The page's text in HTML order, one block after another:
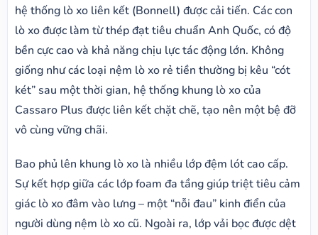
hệ thống lò xo liên kết (Bonnell) được cải tiến. Các con
lò xo được làm từ thép đạt tiêu chuẩn Anh Quốc, có độ
bền cực cao và khả năng chịu lực tác động lớn. Không
giống như các loại nệm lò xo rẻ tiền thường bị kêu “cót
két” sau một thời gian, hệ thống khung lò xo của
Cassaro Plus được liên kết chặt chẽ, tạo nên một bệ đỡ
vô cùng vững chãi.
Bao phủ lên khung lò xo là nhiều lớp đệm lót cao cấp.
Sự kết hợp giữa các lớp foam đa tầng giúp triệt tiêu cảm
giác lò xo đâm vào lưng – một “nỗi đau” kinh điển của
người dùng nệm lò xo cũ. Ngoài ra, lớp vải bọc được dệt